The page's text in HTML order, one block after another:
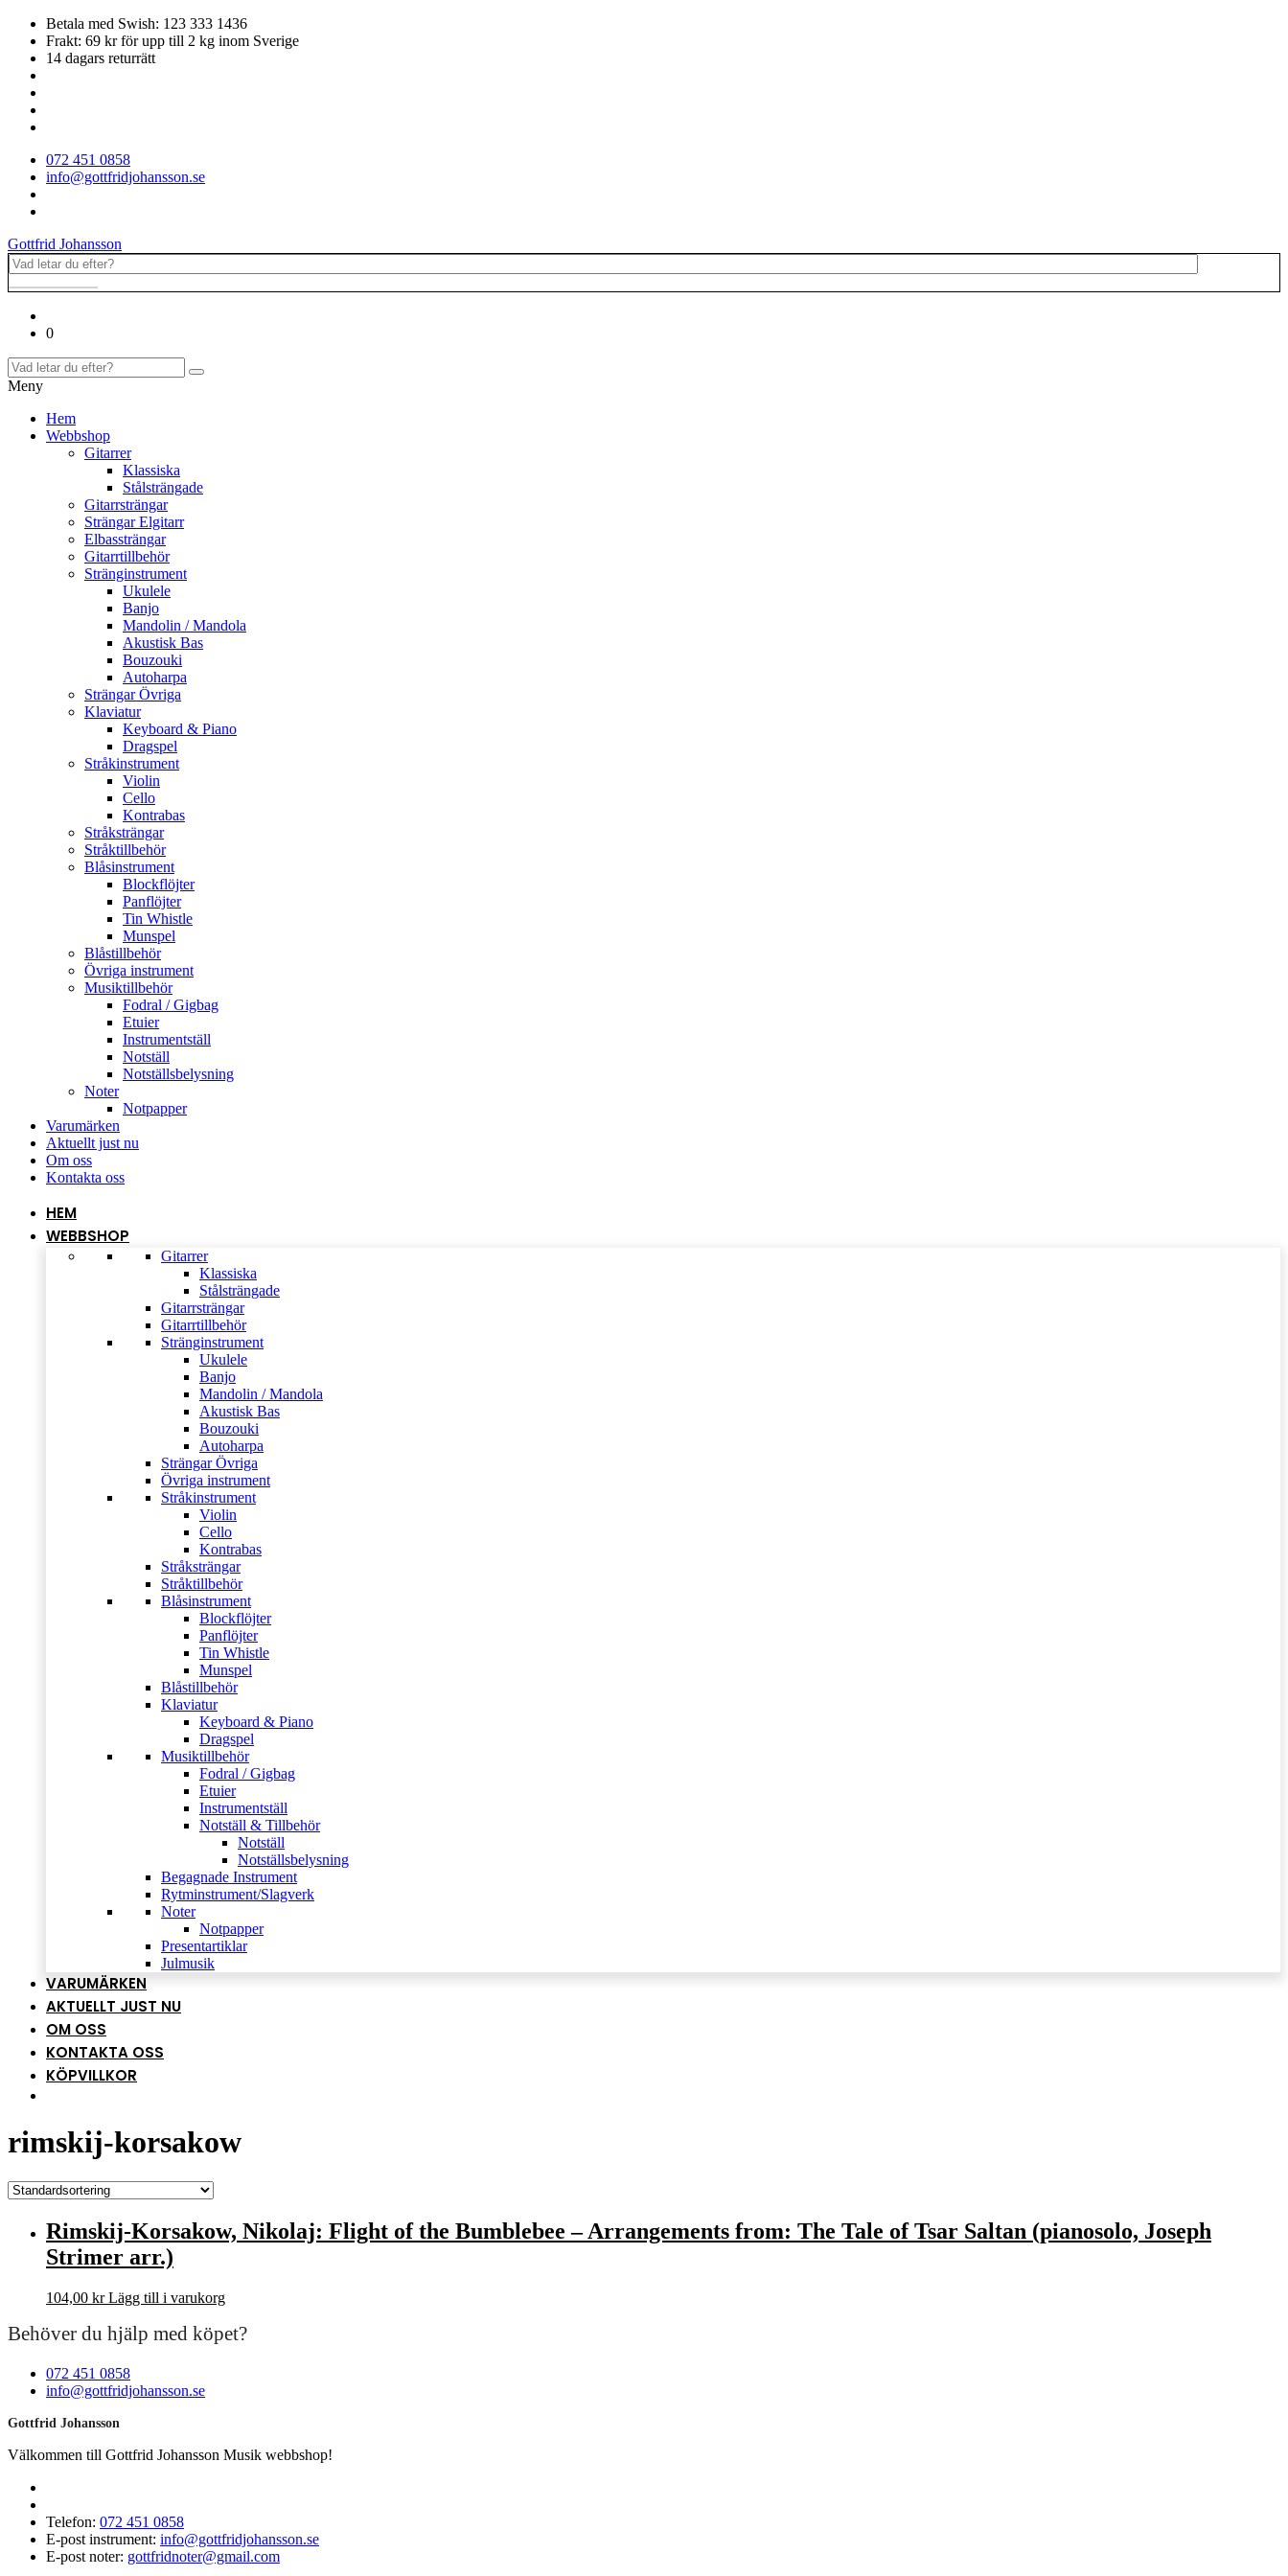
Betala med Swish: 123 333 1436
Frakt: 69 kr för upp till 2 kg inom Sverige
14 dagars returrätt
072 451 0858
info@gottfridjohansson.se
Gottfrid Johansson
0
Meny
Hem
Webbshop
Gitarrer
Klassiska
Stålsträngade
Gitarrsträngar
Strängar Elgitarr
Elbassträngar
Gitarrtillbehör
Stränginstrument
Ukulele
Banjo
Mandolin / Mandola
Akustisk Bas
Bouzouki
Autoharpa
Strängar Övriga
Klaviatur
Keyboard & Piano
Dragspel
Stråkinstrument
Violin
Cello
Kontrabas
Stråksträngar
Stråktillbehör
Blåsinstrument
Blockflöjter
Panflöjter
Tin Whistle
Munspel
Blåstillbehör
Övriga instrument
Musiktillbehör
Fodral / Gigbag
Etuier
Instrumentställ
Notställ
Notställsbelysning
Noter
Notpapper
Varumärken
Aktuellt just nu
Om oss
Kontakta oss
HEM
WEBBSHOP
Gitarrer
Klassiska
Stålsträngade
Gitarrsträngar
Gitarrtillbehör
Stränginstrument
Ukulele
Banjo
Mandolin / Mandola
Akustisk Bas
Bouzouki
Autoharpa
Strängar Övriga
Övriga instrument
Stråkinstrument
Violin
Cello
Kontrabas
Stråksträngar
Stråktillbehör
Blåsinstrument
Blockflöjter
Panflöjter
Tin Whistle
Munspel
Blåstillbehör
Klaviatur
Keyboard & Piano
Dragspel
Musiktillbehör
Fodral / Gigbag
Etuier
Instrumentställ
Notställ & Tillbehör
Notställ
Notställsbelysning
Begagnade Instrument
Rytminstrument/Slagverk
Noter
Notpapper
Presentartiklar
Julmusik
VARUMÄRKEN
AKTUELLT JUST NU
OM OSS
KONTAKTA OSS
KÖPVILLKOR
rimskij-korsakow
Rimskij-Korsakow, Nikolaj: Flight of the Bumblebee – Arrangements from: The Tale of Tsar Saltan (pianosolo, Joseph
Strimer arr.)
104,00 kr Lägg till i varukorg
Behöver du hjälp med köpet?
072 451 0858
info@gottfridjohansson.se
Gottfrid Johansson
Välkommen till Gottfrid Johansson Musik webbshop!
Telefon: 072 451 0858
E-post instrument: info@gottfridjohansson.se
E-post noter: gottfridnoter@gmail.com